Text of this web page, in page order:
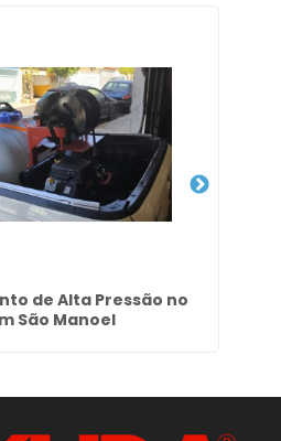
de Alta Pressão no
São Manoel